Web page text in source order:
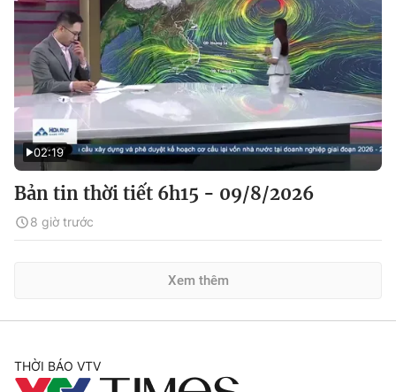
02:19
Bản tin thời tiết 6h15 - 09/8/2026
8 giờ trước
Xem thêm
THỜI BÁO VTV